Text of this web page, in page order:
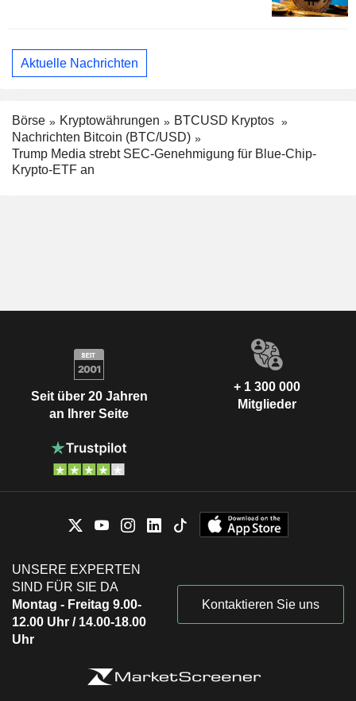
Aktuelle Nachrichten
Börse Kryptowährungen
BTCUSD Kryptos
Nachrichten Bitcoin (BTC/USD)
Trump Media strebt SEC-Genehmigung für Blue-Chip-
Krypto-ETF an
Seit über 20 Jahren
an Ihrer Seite
+ 1 300 000
Mitglieder
UNSERE EXPERTEN
SIND FÜR SIE DA
Montag - Freitag 9.00-
12.00 Uhr / 14.00-18.00
Uhr
Kontaktieren Sie uns